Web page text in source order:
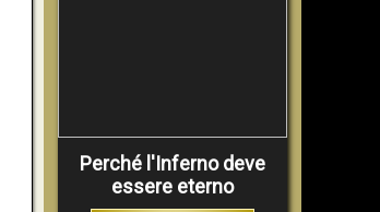
Perché l'Inferno deve
essere eterno